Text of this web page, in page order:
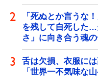
「死ぬとか言うな
を残して自死した
さ」に向き合う魂
舌は欠損、衣服に
「世界一不気味な